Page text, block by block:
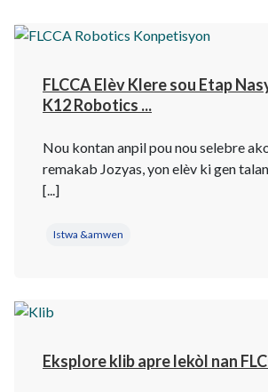
FLCCA Elèv Klere sou Etap
K12 Robotics ...
Nou kontan anpil pou nou selebre
remakab Jozyas, yon elèv ki gen
[...]
Istwa &amwen
Eksplore klib apre lekòl nan